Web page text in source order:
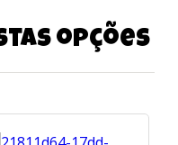
opções